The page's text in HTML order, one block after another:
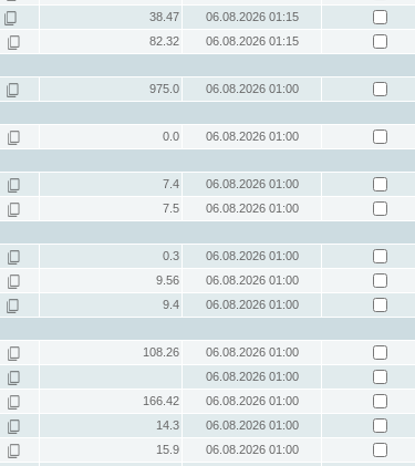
38.47
06.08.2026 01:15
82.32
06.08.2026 01:15
975.0
06.08.2026 01:00
0.0
06.08.2026 01:00
7.4
06.08.2026 01:00
7.5
06.08.2026 01:00
0.3
06.08.2026 01:00
9.56
06.08.2026 01:00
9.4
06.08.2026 01:00
108.26
06.08.2026 01:00
06.08.2026 01:00
166.42
06.08.2026 01:00
14.3
06.08.2026 01:00
15.9
06.08.2026 01:00